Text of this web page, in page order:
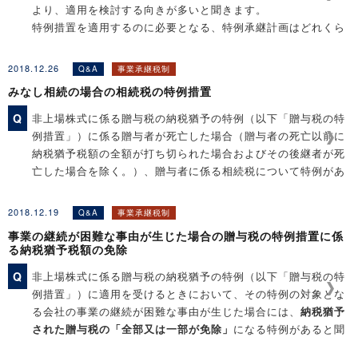
より、適用を検討する向きが多いと聞きます。
特例措置を適用するのに必要となる、特例承継計画はどれくら
［関連コンテンツ］
◆Q&A解説「事業承継税制の適用を受けるには？ －手続き
ー」
◆Q&A解説「特例承継計画の提出先」
2018.12.26 Q&A 事業承継税制
みなし相続の場合の相続税の特例措置
Q
非上場株式に係る贈与税の納税猶予の特例（以下「贈与税の特
例措置」）に係る贈与者が死亡した場合（贈与者の死亡以前に
納税猶予税額の全額が打ち切られた場合およびその後継者が死
亡した場合を除く。）、贈与者に係る相続税について特例があ
［関連コンテンツ］
◆Q&A解説「事業の継続が困難な事由が生じた場合の贈与税の
特例措置に係る納税猶予税額の免除」
◆Q&A解説「贈与税の特例措置に係る納税猶予の打ち切り」
2018.12.19 Q&A 事業承継税制
事業の継続が困難な事由が生じた場合の贈与税の特例措置に係
る納税猶予税額の免除
Q
非上場株式に係る贈与税の納税猶予の特例（以下「贈与税の特
例措置」）に適用を受けるときにおいて、その特例の対象とな
る会社の事業の継続が困難な事由が生じた場合には、 納税猶予
された贈与税の「全部又は一部が免除」 になる特例があると聞